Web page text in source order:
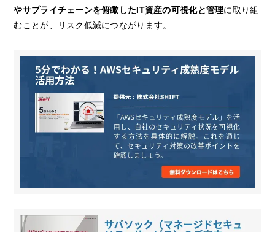
やサプライチェーンを俯瞰したIT資産の可視化と管理に取り組
むことが、リスク低減につながります。